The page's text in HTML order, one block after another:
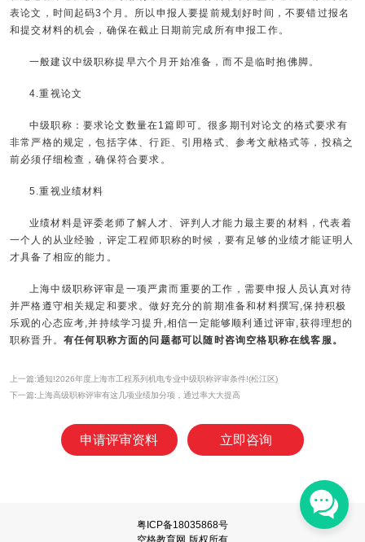
表论文，时间起码3个月。所以申报人要提前规划好时间，不要错过报名
和提交材料的机会，确保在截止日期前完成所有申报工作。
一般建议中级职称提早六个月开始准备，而不是临时抱佛脚。
4.重视论文
中级职称：要求论文数量在1篇即可。很多期刊对论文的格式要求有
非常严格的规定，包括字体、行距、引用格式、参考文献格式等，投稿之
前必须仔细检查，确保符合要求。
5.重视业绩材料
业绩材料是评委老师了解人才、评判人才能力最主要的材料，代表着
一个人的从业经验，评定工程师职称的时候，要有足够的业绩才能证明人
才具备了相应的能力。
上海中级职称评审是一项严肃而重要的工作，需要申报人员认真对待
并严格遵守相关规定和要求。做好充分的前期准备和材料撰写,保持积极
乐观的心态应考,并持续学习提升,相信一定能够顺利通过评审,获得理想的
职称晋升。 有任何职称方面的问题都可以随时咨询空格职称在线客服。
上一篇:通知!2026年度上海市工程系列机电专业中级职称评审条件!(松江区)
下一篇:上海高级职称评审有这几项业绩加分项，通过率大大提高
申请评审资料 立即咨询
粤ICP备18035868号